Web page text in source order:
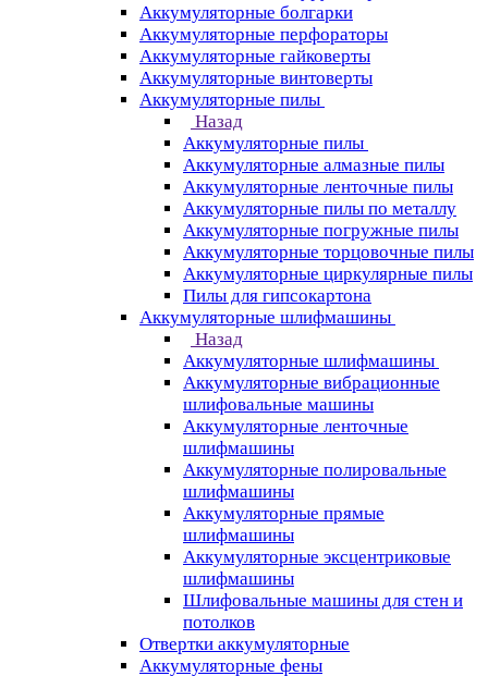
Аккумуляторные болгарки
Аккумуляторные перфораторы
Аккумуляторные гайковерты
Аккумуляторные винтоверты
Аккумуляторные пилы
Назад
Аккумуляторные пилы
Аккумуляторные алмазные пилы
Аккумуляторные ленточные пилы
Аккумуляторные пилы по металлу
Аккумуляторные погружные пилы
Аккумуляторные торцовочные пилы
Аккумуляторные циркулярные пилы
Пилы для гипсокартона
Аккумуляторные шлифмашины
Назад
Аккумуляторные шлифмашины
Аккумуляторные вибрационные
шлифовальные машины
Аккумуляторные ленточные
шлифмашины
Аккумуляторные полировальные
шлифмашины
Аккумуляторные прямые
шлифмашины
Аккумуляторные эксцентриковые
шлифмашины
Шлифовальные машины для стен и
потолков
Отвертки аккумуляторные
Аккумуляторные фены